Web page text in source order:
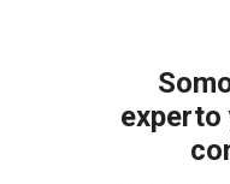
experto